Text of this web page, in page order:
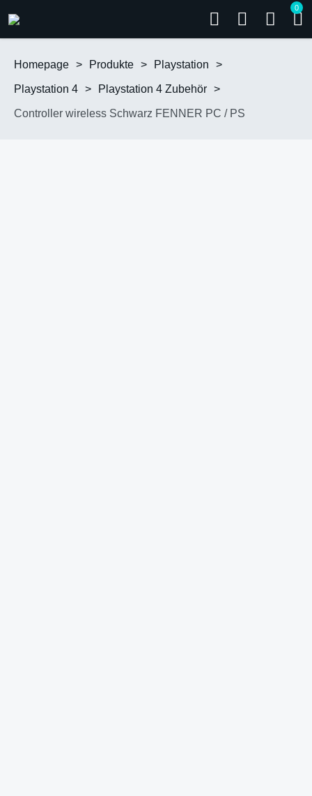
0
Homepage > Produkte > Playstation >
Playstation 4 > Playstation 4 Zubehör >
Controller wireless Schwarz FENNER PC / PS